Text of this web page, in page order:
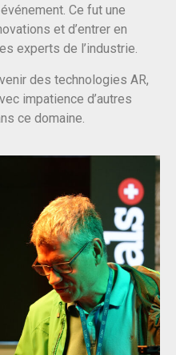
Ce fut une
et d’entrer en
experts de l’industrie.
des technologies AR,
impatience d’autres
ce domaine.